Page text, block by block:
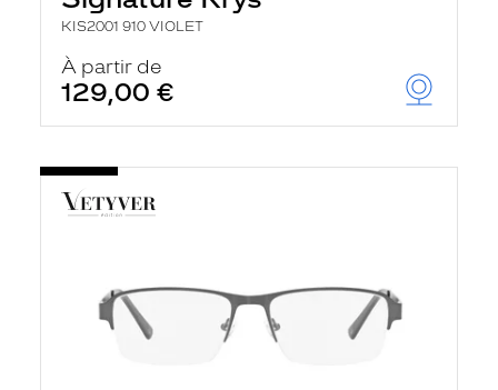
KIS2001 910 VIOLET
À partir de
129,00 €